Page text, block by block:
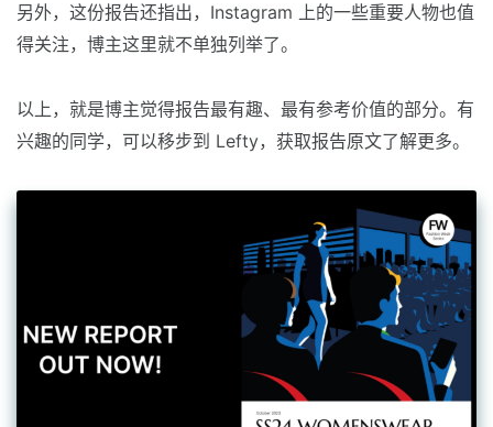
另外，这份报告还指出，Instagram 上的一些重要人物也值
得关注，博主这里就不单独列举了。
以上，就是博主觉得报告最有趣、最有参考价值的部分。有
兴趣的同学，可以移步到 Lefty，获取报告原文了解更多。